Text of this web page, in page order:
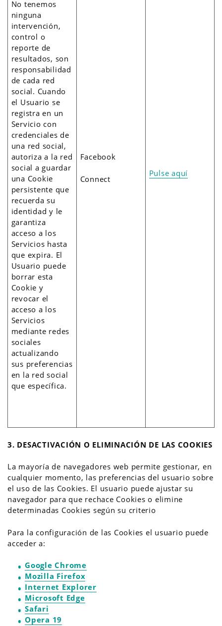
No tenemos
ninguna
intervención,
control o
reporte de
resultados, son
responsabilidad
de cada red
social. Cuando
el Usuario se
registra en un
Servicio con
credenciales de
una red social,
autoriza a la red
social a guardar
una Cookie
persistente que
recuerda su
identidad y le
garantiza
acceso a los
Servicios hasta
que expira. El
Usuario puede
borrar esta
Cookie y
revocar el
acceso a los
Servicios
mediante redes
sociales
actualizando
sus preferencias
en la red social
que específica.
Facebook
Connect
Pulse aquí
3. DESACTIVACIÓN O ELIMINACIÓN DE LAS COOKIES
La mayoría de navegadores web permite gestionar, en
cualquier momento, las preferencias del usuario sobre
el uso de las Cookies. El usuario puede ajustar su
navegador para que rechace Cookies o elimine
determinadas Cookies según su criterio
Para la configuración de las Cookies el usuario puede
acceder a:
Google Chrome
Mozilla Firefox
Internet Explorer
Microsoft Edge
Safari
Opera 19